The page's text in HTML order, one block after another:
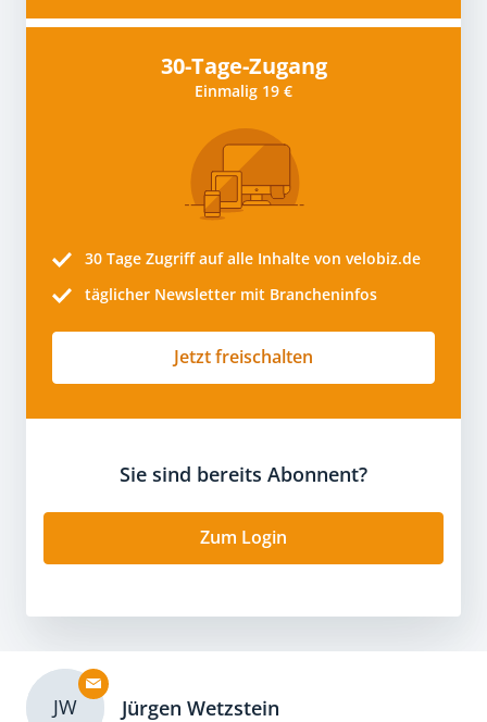
30-Tage-Zugang
Einmalig 19 €
30 Tage Zugriff auf alle Inhalte von velobiz.de
täglicher Newsletter mit Brancheninfos
Jetzt freischalten
Sie sind bereits Abonnent?
Zum Login
JW Jürgen Wetzstein